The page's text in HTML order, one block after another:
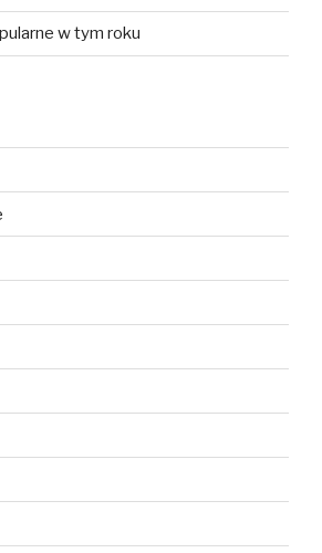
w tym roku